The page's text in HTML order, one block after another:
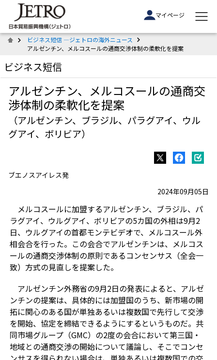
マイページ
ビジネス短信 ―ジェトロの海外ニュース
アルゼンチン、メルコスールの通商交渉体制の柔軟化を提案
ビジネス短信
アルゼンチン、メルコスールの通商交
渉体制の柔軟化を提案
（アルゼンチン、ブラジル、パラグアイ、ウル
グアイ、ボリビア）
ブエノスアイレス発
2024年09月05日
メルコスールに加盟するアルゼンチン、ブラジル、パ
ラグアイ、ウルグアイ、ボリビアの5カ国の外相は9月2
日、ウルグアイの首都モンテビデオで、メルコスール外
相会合を行った。この会合でアルゼンチンは、メルコス
ールの通商交渉体制の原則であるコンセンサス（全会一
致）方式の見直しを提案した。
アルゼンチン外務省の9月2日の発表によると、アルゼ
ンチンの提案は、具体的には加盟国のうち、新市場の開
拓に関心のある国が単独あるいは複数国で先行して交渉
を開始、協定を締結できるようにするというものだ。共
同市場グループ（GMC）の2度の会合において第三国・
地域との通商交渉の開始について議論し、そこでコンセ